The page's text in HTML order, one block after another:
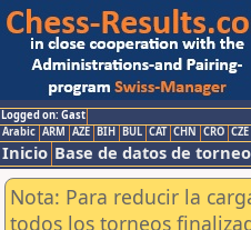
Logged on: Gast
Arabic ARM AZE BIH BUL CAT CHN CRO CZE
Inicio Base de datos de
Nota: Para reducir la
todos los torneos